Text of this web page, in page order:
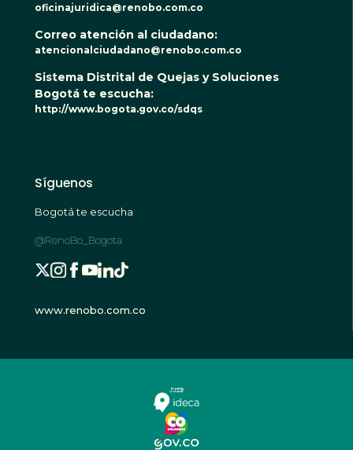
oficinajuridica@renobo.com.co
Correo atención al ciudadano:
atencionalciudadano@renobo.com.co
Sistema Distrital de Quejas y Soluciones
Bogotá te escucha:
http://www.bogota.gov.co/sdqs
Síguenos
Bogotá te escucha
@RenoBo_Bogota
www.renobo.com.co